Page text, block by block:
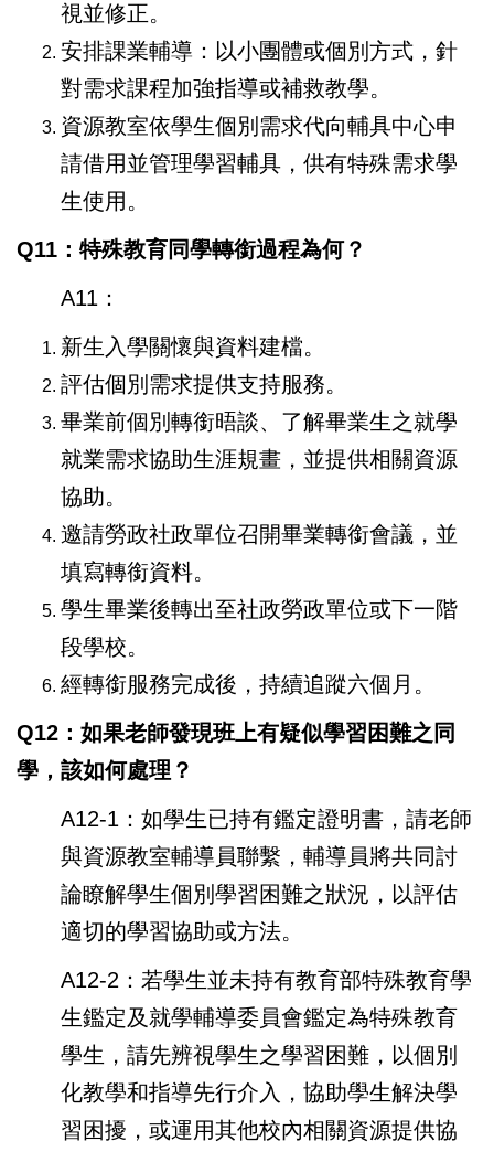
視並修正。
安排課業輔導：以小團體或個別方式，針
對需求課程加強指導或補救教學。
資源教室依學生個別需求代向輔具中心申
請借用並管理學習輔具，供有特殊需求學
生使用。
Q11：特殊教育同學轉銜過程為何？
A11：
新生入學關懷與資料建檔。
評估個別需求提供支持服務。
畢業前個別轉銜晤談、了解畢業生之就學
就業需求協助生涯規畫，並提供相關資源
協助。
邀請勞政社政單位召開畢業轉銜會議，並
填寫轉銜資料。
學生畢業後轉出至社政勞政單位或下一階
段學校。
經轉銜服務完成後，持續追蹤六個月。
Q12：如果老師發現班上有疑似學習困難之同
學，該如何處理？
A12-1：如學生已持有鑑定證明書，請老師
與資源教室輔導員聯繫，輔導員將共同討
論瞭解學生個別學習困難之狀況，以評估
適切的學習協助或方法。
A12-2：若學生並未持有教育部特殊教育學
生鑑定及就學輔導委員會鑑定為特殊教育
學生，請先辨視學生之學習困難，以個別
化教學和指導先行介入，協助學生解決學
習困擾，或運用其他校內相關資源提供協